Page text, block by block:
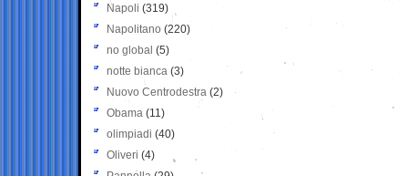
Napoli (319)
Napolitano (220)
no global (5)
notte bianca (3)
Nuovo Centrodestra (2)
Obama (11)
olimpiadi (40)
Oliveri (4)